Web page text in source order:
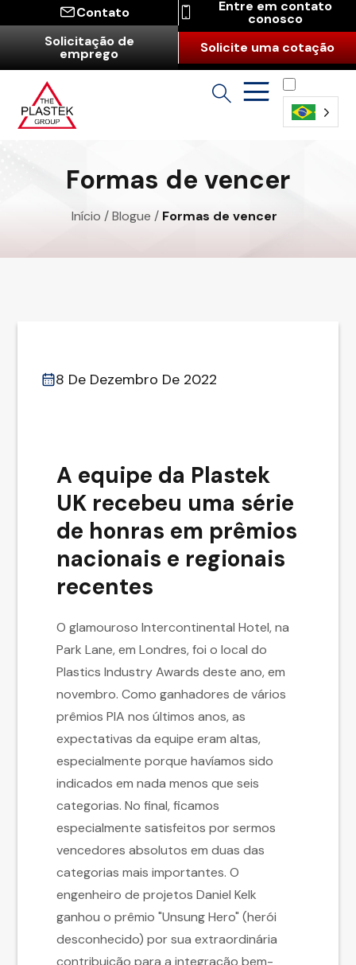
Contato Entre em contato
conosco
Solicitação de
emprego Solicite uma cotação
Formas de vencer
Início /Blogue / Formas de vencer
8 De Dezembro De 2022
A equipe da Plastek
UK recebeu uma série
de honras em prêmios
nacionais e regionais
recentes
O glamouroso Intercontinental Hotel, na
Park Lane, em Londres, foi o local do
Plastics Industry Awards deste ano, em
novembro. Como ganhadores de vários
prêmios PIA nos últimos anos, as
expectativas da equipe eram altas,
especialmente porque havíamos sido
indicados em nada menos que seis
categorias. No final, ficamos
especialmente satisfeitos por sermos
vencedores absolutos em duas das
categorias mais importantes. O
engenheiro de projetos Daniel Kelk
ganhou o prêmio "Unsung Hero" (herói
desconhecido) por sua extraordinária
contribuição para a integração bem-